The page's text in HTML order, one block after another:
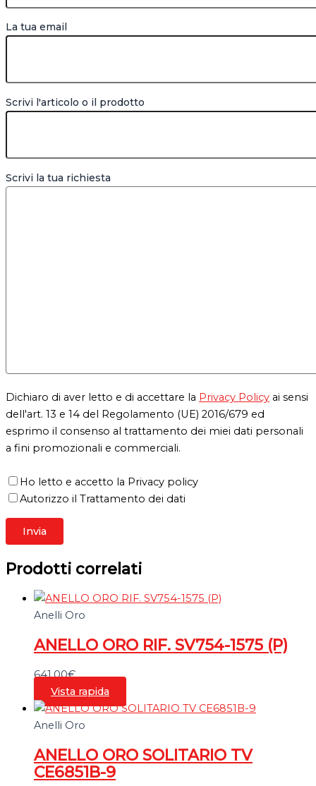
La tua email
Scrivi l'articolo o il prodotto
Scrivi la tua richiesta
Dichiaro di aver letto e di accettare la Privacy Policy ai sensi
dell'art. 13 e 14 del Regolamento (UE) 2016/679 ed
esprimo il consenso al trattamento dei miei dati personali
a fini promozionali e commerciali.
Ho letto e accetto la Privacy policy
Autorizzo il Trattamento dei dati
Prodotti correlati
Anelli Oro
ANELLO ORO RIF. SV754-1575 (P)
641,00€
Vista rapida
Anelli Oro
ANELLO ORO SOLITARIO TV
CE6851B-9